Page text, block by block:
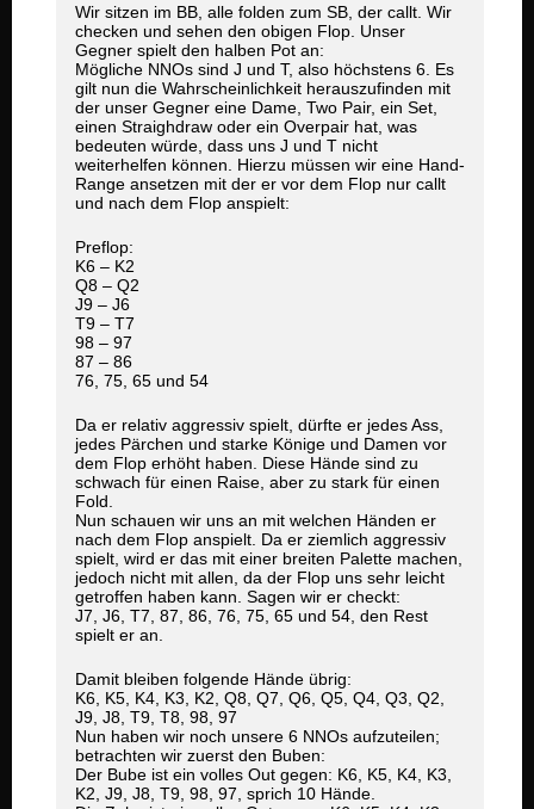
Wir sitzen im BB, alle folden zum SB, der callt. Wir
checken und sehen den obigen Flop. Unser
Gegner spielt den halben Pot an:
Mögliche NNOs sind J und T, also höchstens 6. Es
gilt nun die Wahrscheinlichkeit herauszufinden mit
der unser Gegner eine Dame, Two Pair, ein Set,
einen Straighdraw oder ein Overpair hat, was
bedeuten würde, dass uns J und T nicht
weiterhelfen können. Hierzu müssen wir eine Hand-
Range ansetzen mit der er vor dem Flop nur callt
und nach dem Flop anspielt:
Preflop:
K6 – K2
Q8 – Q2
J9 – J6
T9 – T7
98 – 97
87 – 86
76, 75, 65 und 54
Da er relativ aggressiv spielt, dürfte er jedes Ass,
jedes Pärchen und starke Könige und Damen vor
dem Flop erhöht haben. Diese Hände sind zu
schwach für einen Raise, aber zu stark für einen
Fold.
Nun schauen wir uns an mit welchen Händen er
nach dem Flop anspielt. Da er ziemlich aggressiv
spielt, wird er das mit einer breiten Palette machen,
jedoch nicht mit allen, da der Flop uns sehr leicht
getroffen haben kann. Sagen wir er checkt:
J7, J6, T7, 87, 86, 76, 75, 65 und 54, den Rest
spielt er an.
Damit bleiben folgende Hände übrig:
K6, K5, K4, K3, K2, Q8, Q7, Q6, Q5, Q4, Q3, Q2,
J9, J8, T9, T8, 98, 97
Nun haben wir noch unsere 6 NNOs aufzuteilen;
betrachten wir zuerst den Buben:
Der Bube ist ein volles Out gegen: K6, K5, K4, K3,
K2, J9, J8, T9, 98, 97, sprich 10 Hände.